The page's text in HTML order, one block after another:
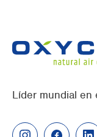
Líder mundial en